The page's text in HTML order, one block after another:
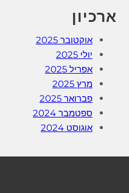
ארכיון
אוקטובר 2025
יולי 2025
אפריל 2025
מרץ 2025
פברואר 2025
ספטמבר 2024
אוגוסט 2024